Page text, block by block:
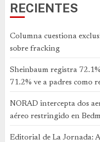
RECIENTES
Columna cuestiona
sobre fracking
Sheinbaum registra
71.2% ve a padres como
NORAD intercepta dos
aéreo restringido en
Editorial de La Jornada: